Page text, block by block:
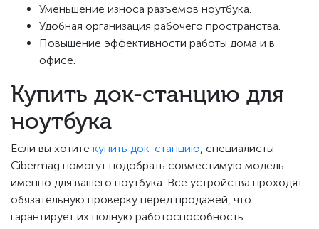
Уменьшение износа разъемов ноутбука.
Удобная организация рабочего пространства.
Повышение эффективности работы дома и в
офисе.
Купить док-станцию для
ноутбука
Если вы хотите купить док-станцию, специалисты
Cibermag помогут подобрать совместимую модель
именно для вашего ноутбука. Все устройства проходят
обязательную проверку перед продажей, что
гарантирует их полную работоспособность.